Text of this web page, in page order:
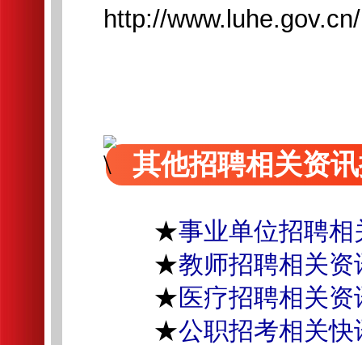
http://
其他招聘相关资
★事业单位招聘相
★教师招聘相关资
★医疗招聘相关资
★公职招考相关快